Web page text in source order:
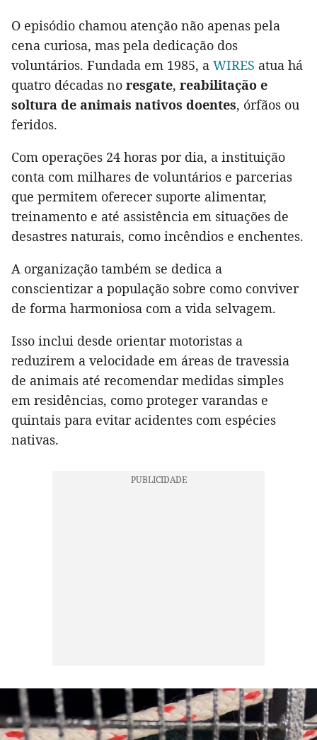
O episódio chamou atenção não apenas pela
cena curiosa, mas pela dedicação dos
voluntários. Fundada em 1985, a WIRES atua há
quatro décadas no resgate, reabilitação e
soltura de animais nativos doentes, órfãos ou
feridos.
Com operações 24 horas por dia, a instituição
conta com milhares de voluntários e parcerias
que permitem oferecer suporte alimentar,
treinamento e até assistência em situações de
desastres naturais, como incêndios e enchentes.
A organização também se dedica a
conscientizar a população sobre como conviver
de forma harmoniosa com a vida selvagem.
Isso inclui desde orientar motoristas a
reduzirem a velocidade em áreas de travessia
de animais até recomendar medidas simples
em residências, como proteger varandas e
quintais para evitar acidentes com espécies
nativas.